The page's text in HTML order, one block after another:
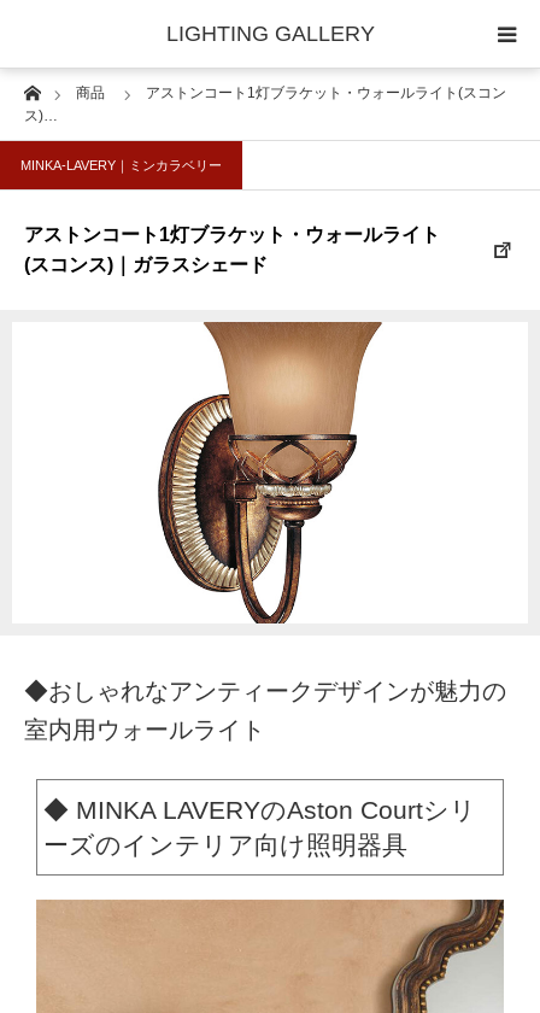
LIGHTING GALLERY
Home商品
アストンコート1灯ブラケット・ウォールライト(スコン
ス)…
MINKA-LAVERY｜ミンカラベリー
アストンコート1灯ブラケット・ウォールライト
(スコンス)｜ガラスシェード
◆おしゃれなアンティークデザインが魅力の
室内用ウォールライト
◆ MINKA LAVERYのAston Courtシリ
ーズのインテリア向け照明器具
◆照明器具｜セレクター
◆照明器具｜技術情報